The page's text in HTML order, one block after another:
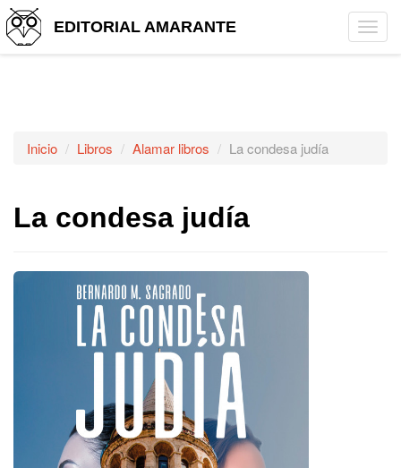
EDITORIAL AMARANTE
Inicio Libros Alamar libros La condesa judía
La condesa judía